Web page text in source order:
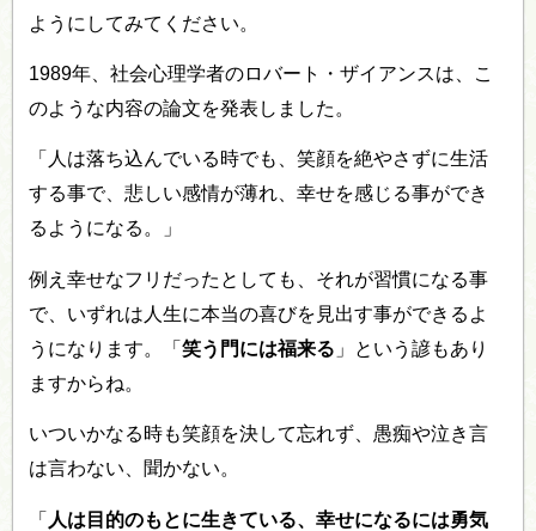
ようにしてみてください。
1989年、社会心理学者のロバート・ザイアンスは、こ
のような内容の論文を発表しました。
「人は落ち込んでいる時でも、笑顔を絶やさずに生活
する事で、悲しい感情が薄れ、幸せを感じる事ができ
るようになる。」
例え幸せなフリだったとしても、それが習慣になる事
で、いずれは人生に本当の喜びを見出す事ができるよ
うになります。「笑う門には福来る 」という諺もあり
ますからね。
いついかなる時も笑顔を決して忘れず、愚痴や泣き言
は言わない、聞かない。
「 人は目的のもとに生きている、幸せになるには勇気